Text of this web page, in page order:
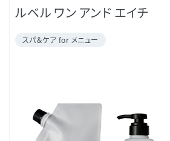
ルベル ワン アンド エイチ
スパ＆ケア for メニュー